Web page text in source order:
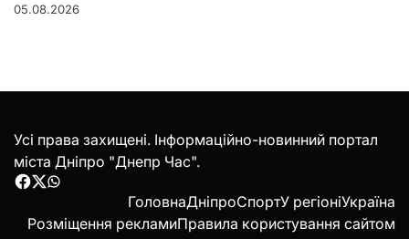
05.08.2026
Усі права захищені. Інформаційно-новинний портал
міста Дніпро "Днепр Час".
Facebook
Twitter
WhatsApp
ГоловнаДніпроСпортУ регіоніУкраїна
Розміщення рекламиПравила користування сайтом